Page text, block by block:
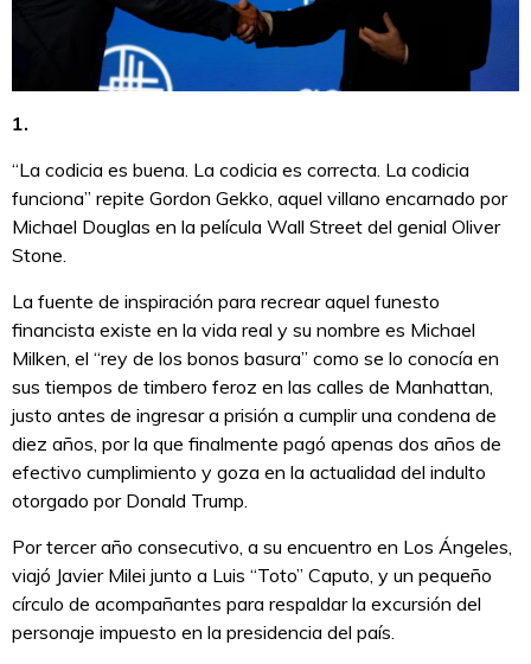
1.
“La codicia es buena. La codicia es correcta. La codicia
funciona” repite Gordon Gekko, aquel villano encarnado por
Michael Douglas en la película Wall Street del genial Oliver
Stone.
La fuente de inspiración para recrear aquel funesto
financista existe en la vida real y su nombre es Michael
Milken, el “rey de los bonos basura” como se lo conocía en
sus tiempos de timbero feroz en las calles de Manhattan,
justo antes de ingresar a prisión a cumplir una condena de
diez años, por la que finalmente pagó apenas dos años de
efectivo cumplimiento y goza en la actualidad del indulto
otorgado por Donald Trump.
Por tercer año consecutivo, a su encuentro en Los Ángeles,
viajó Javier Milei junto a Luis “Toto” Caputo, y un pequeño
círculo de acompañantes para respaldar la excursión del
personaje impuesto en la presidencia del país.